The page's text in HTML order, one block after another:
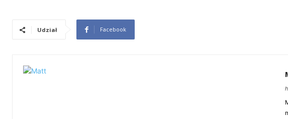
Udział Facebook